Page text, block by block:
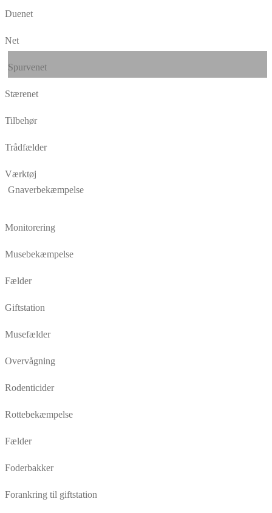
Duenet
Net
Spurvenet
Stærenet
Tilbehør
Trådfælder
Værktøj
Gnaverbekæmpelse
Monitorering
Musebekæmpelse
Fælder
Giftstation
Musefælder
Overvågning
Rodenticider
Rottebekæmpelse
Fælder
Foderbakker
Forankring til giftstation